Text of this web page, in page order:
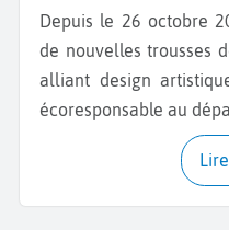
Depuis le 26 octobre
de nouvelles trousses
alliant design
écoresponsable au